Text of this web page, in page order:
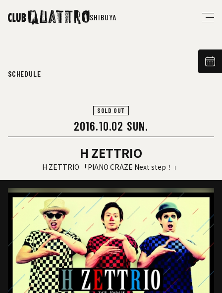
SHIBUYA
SCHEDULE
SOLD OUT
2016.10.02 SUN.
H ZETTRIO
H ZETTRIO 「PIANO CRAZE Next step！」